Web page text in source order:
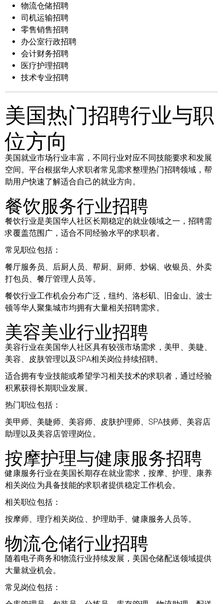
物流仓储招聘
司机运输招聘
零售销售招聘
办公室行政招聘
会计财务招聘
医疗护理招聘
技术专业招聘
美国热门招聘行业与职
位方向
美国就业市场行业丰富，不同行业对应不同技能要求和发展
空间。平台根据华人求职者常见需求整理热门招聘领域，帮
助用户快速了解适合自己的就业方向。
餐饮服务行业招聘
餐饮行业是美国华人社区长期稳定的就业领域之一，招聘需
求覆盖范围广，适合不同经验水平的求职者。
常见职位包括：
餐厅服务员、后厨人员、帮厨、厨师、炒锅、收银员、外卖
打包员、餐厅管理人员等。
餐饮行业工作机会分布广泛，纽约、洛杉矶、旧金山、波士
顿等华人聚集城市均拥有大量相关招聘需求。
美容美业行业招聘
美容行业在美国华人社区具有较强市场需求，美甲、美睫、
美容、皮肤管理以及SPA相关岗位持续招聘。
适合拥有专业技能或希望学习相关技术的求职者，通过经验
积累获得长期职业发展。
热门职位包括：
美甲师、美睫师、美容师、皮肤护理师、SPA技师、美容店
助理以及美容店管理岗位。
按摩护理与健康服务招聘
健康服务行业在美国长期存在就业需求，按摩、护理、康养
相关岗位为具备技能的求职者提供稳定工作机会。
相关职位包括：
按摩师、理疗相关岗位、护理助手、健康服务人员等。
物流仓储行业招聘
随着电子商务和物流行业持续发展，美国仓储配送领域提供
大量就业机会。
常见岗位包括：